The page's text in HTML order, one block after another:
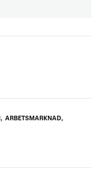
, ARBETSMARKNAD,